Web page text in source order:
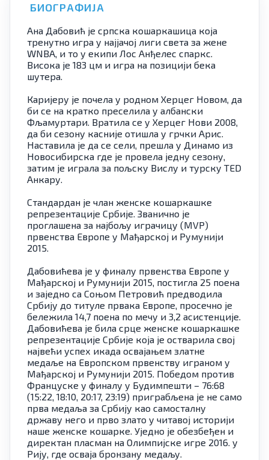
БИОГРАФИЈА
Ана Дабовић је српска кошаркашица која
тренутно игра у најјачој лиги света за жене
WNBA, и то у екипи Лос Анђелес спаркс.
Висока је 183 цм и игра на позицији бека
шутера.
Каријеру је почела у родном Херцег Новом, да
би се на кратко преселила у албански
Фљамуртари. Вратила се у Херцег Нови 2008,
да би сезону касније отишла у грчки Арис.
Наставила је да се сели, прешла у Динамо из
Новосибирска где је провела једну сезону,
затим је играла за пољску Вислу и турску TED
Анкару.
Стандардан је члан женске кошаркашке
репрезентације Србије. Званично је
проглашена за најбољу играчицу (MVP)
првенства Европе у Мађарској и Румунији
2015.
Дабовићева је у финалу првенства Европе у
Мађарској и Румунији 2015, постигла 25 поена
и заједно са Соњом Петровић предводила
Србију до титуле првака Европе, просечно је
бележила 14,7 поена по мечу и 3,2 асистенције.
Дабовићева је била срце женске кошаркашке
репрезентације Србије која је остварила свој
највећи успех икада освајањем златне
медаље на Европском првенству играном у
Мађарској и Румунији 2015. Победом против
Француске у финалу у Будимпешти – 76:68
(15:22, 18:10, 20:17, 23:19) приграбљена је не само
прва медаља за Србију као самосталну
државу него и прво злато у читавој историји
наше женске кошарке. Уједно је обезбеђен и
директан пласман на Олимпијске игре 2016. у
Рију, где осваја бронзану медаљу.